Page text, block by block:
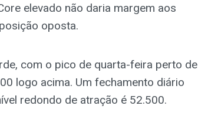
elevado não daria margem aos
oposta.
com o pico de quarta-feira perto de
logo acima. Um fechamento diário
redondo de atração é 52.500.